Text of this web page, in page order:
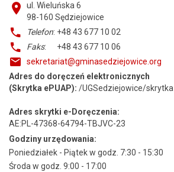
ul. Wieluńska 6
98-160 Sędziejowice
Telefon: +48 43 677 10 02
Faks: +48 43 677 10 06
sekretariat@gminasedziejowice.org
Adres do doręczeń elektronicznych
(Skrytka ePUAP): /UGSedziejowice/skrytka
Adres skrytki e-Doręczenia:
AE:PL-47368-64794-TBJVC-23
Godziny urzędowania:
Poniedziałek - Piątek w godz. 7:30 - 15:30
Środa w godz. 9:00 - 17:00